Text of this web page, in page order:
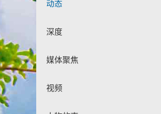
动态
深度
媒体聚焦
视频